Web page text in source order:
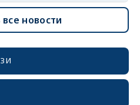
новости